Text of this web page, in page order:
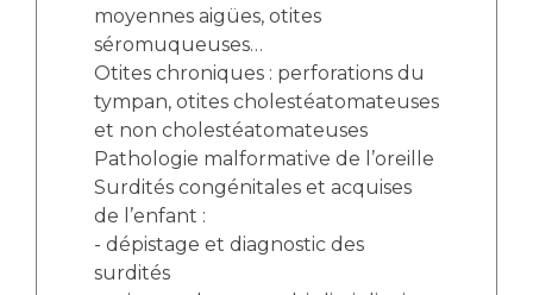
moyennes aigües, otites
séromuqueuses…
Otites chroniques : perforations du
tympan, otites cholestéatomateuses
et non cholestéatomateuses
Pathologie malformative de l’oreille
Surdités congénitales et acquises
de l’enfant :
- dépistage et diagnostic des
surdités